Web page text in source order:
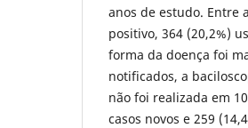
anos de estudo. Entre
positivo, 364 (20,2%)
forma da doença foi
notificados, a
não foi realizada em
casos novos e 259